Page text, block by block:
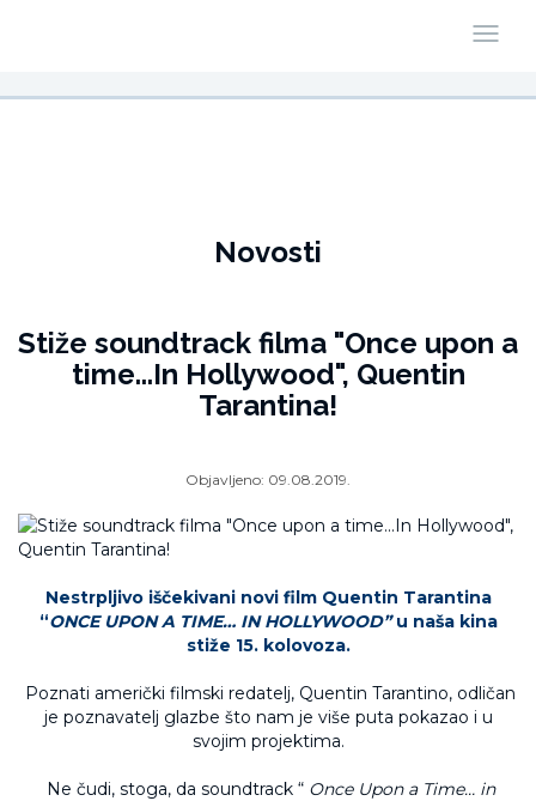
Novosti
Stiže soundtrack filma "Once upon a
time...In Hollywood", Quentin
Tarantina!
Objavljeno: 09.08.2019.
Nestrpljivo iščekivani novi film Quentin Tarantina
“ONCE UPON A TIME… IN HOLLYWOOD”u naša kina
stiže 15. kolovoza.
Poznati američki filmski redatelj, Quentin Tarantino, odličan
je poznavatelj glazbe što nam je više puta pokazao i u
svojim projektima.
Ne čudi, stoga, da soundtrack “ Once Upon a Time… in